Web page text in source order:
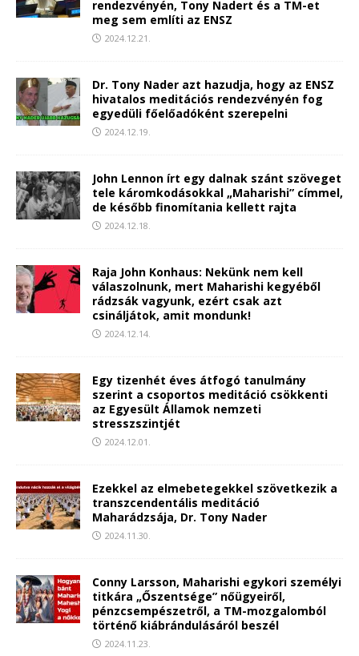
rendezvényén, Tony Nadert és a TM-et
meg sem említi az ENSZ
2024.12.21.
Dr. Tony Nader azt hazudja, hogy az ENSZ
hivatalos meditációs rendezvényén fog
egyedüli főelőadóként szerepelni
2024.12.19.
John Lennon írt egy dalnak szánt szöveget
tele káromkodásokkal „Maharishi” címmel,
de később finomítania kellett rajta
2024.12.18.
Raja John Konhaus: Nekünk nem kell
válaszolnunk, mert Maharishi kegyéből
rádzsák vagyunk, ezért csak azt
csináljátok, amit mondunk!
2024.12.14.
Egy tizenhét éves átfogó tanulmány
szerint a csoportos meditáció csökkenti
az Egyesült Államok nemzeti
stresszszintjét
2024.12.01.
Ezekkel az elmebetegekkel szövetkezik a
transzcendentális meditáció
Maharádzsája, Dr. Tony Nader
2024.11.30.
Conny Larsson, Maharishi egykori személyi
titkára „Őszentsége” nőügyeiről,
pénzcsempészetről, a TM-mozgalomból
történő kiábrándulásáról beszél
2024.11.23.